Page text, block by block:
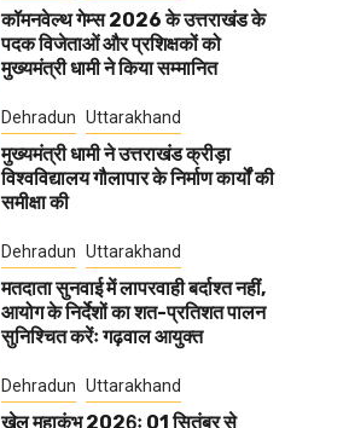
कॉमनवेल्थ गेम्स 2026 के उत्तराखंड के
पदक विजेताओं और प्रशिक्षकों को
मुख्यमंत्री धामी ने किया सम्मानित
Dehradun Uttarakhand
मुख्यमंत्री धामी ने उत्तराखंड क्रीड़ा
विश्वविद्यालय गौलापार के निर्माण कार्यों की
समीक्षा की
Dehradun Uttarakhand
मतदाता सुनवाई में लापरवाही बर्दाश्त नहीं,
आयोग के निर्देशों का शत-प्रतिशत पालन
सुनिश्चित करेंः गढ़वाल आयुक्त
Dehradun Uttarakhand
खेल महाकुंभ 2026ः 01 सितंबर से